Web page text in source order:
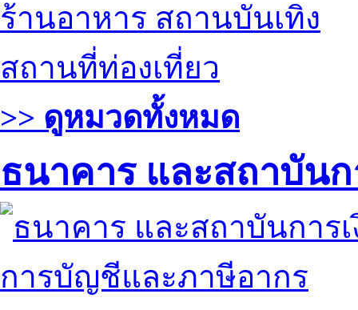
ร้านอาหาร สถานบันเทิง
สถานที่ท่องเที่ยว
>> ดูหมวดทั้งหมด
ธนาคาร และสถาบันก
การบัญชีและภาษีอากร